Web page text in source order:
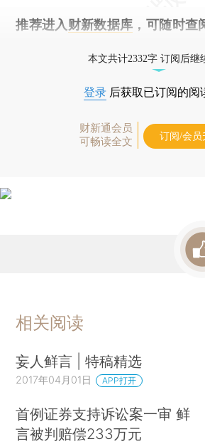
推荐进入 财新数据库 ，可随时
本文共计2332字 订阅后继
登录 后获取已订阅的阅
财新通会员
可畅读全文
订阅/会员
相关阅读
妄人鲜言 | 特稿精选
2017年04月01日 APP打开
首例证券支持诉讼案一审 鲜
言被判赔偿233万元